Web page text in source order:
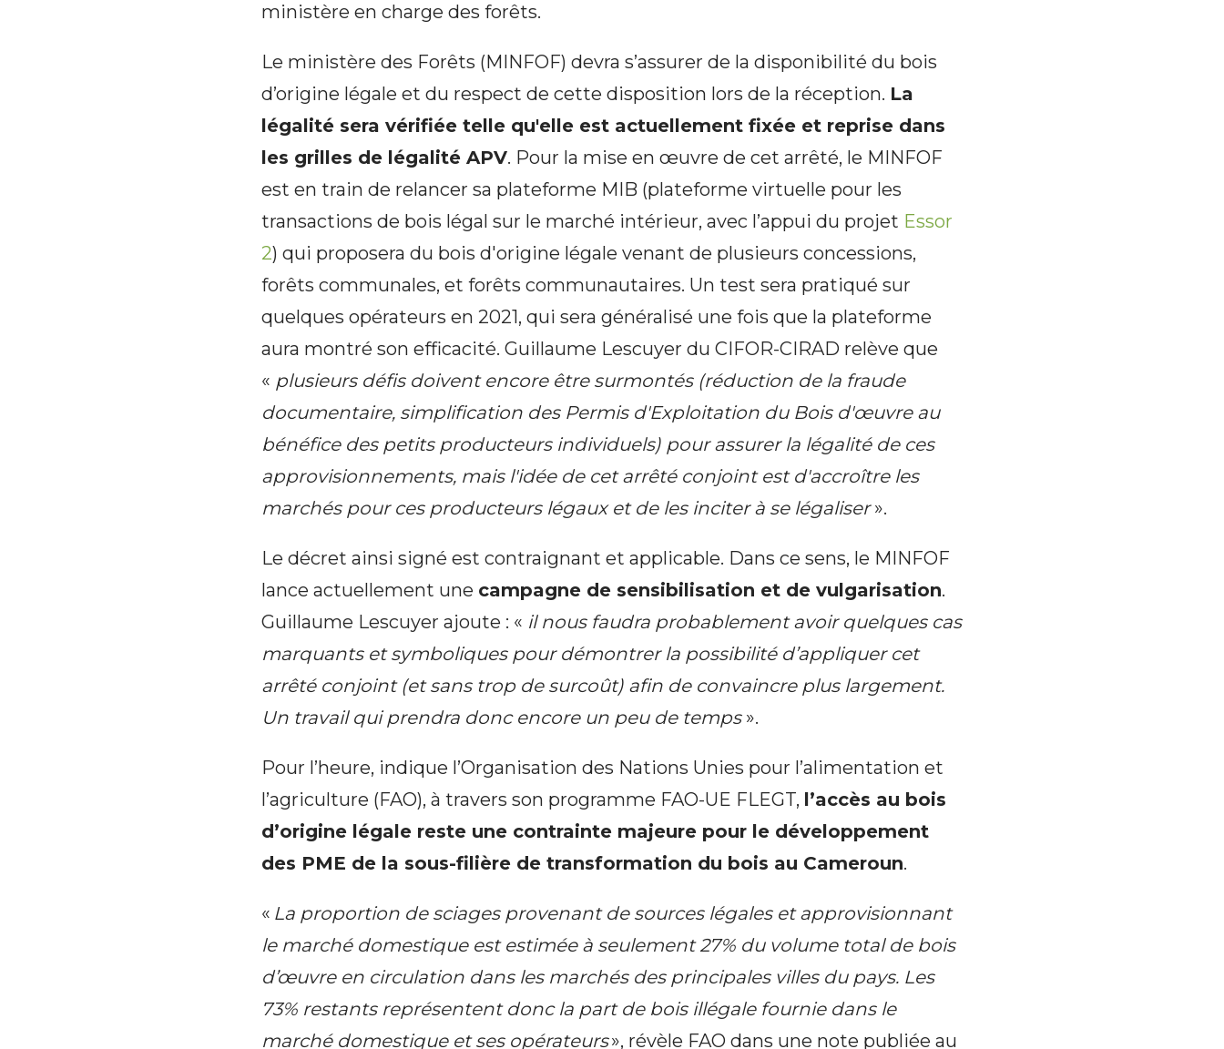
ministère en charge des forêts.
Le ministère des Forêts (MINFOF) devra s’assurer de la disponibilité du bois
d’origine légale et du respect de cette disposition lors de la réception. La
légalité sera vérifiée telle qu'elle est actuellement fixée et reprise dans
les grilles de légalité APV. Pour la mise en œuvre de cet arrêté, le MINFOF
est en train de relancer sa plateforme MIB (plateforme virtuelle pour les
transactions de bois légal sur le marché intérieur, avec l’appui du projet Essor
2) qui proposera du bois d'origine légale venant de plusieurs concessions,
forêts communales, et forêts communautaires. Un test sera pratiqué sur
quelques opérateurs en 2021, qui sera généralisé une fois que la plateforme
aura montré son efficacité. Guillaume Lescuyer du CIFOR-CIRAD relève que
« plusieurs défis doivent encore être surmontés (réduction de la fraude
documentaire, simplification des Permis d'Exploitation du Bois d'œuvre au
bénéfice des petits producteurs individuels) pour assurer la légalité de ces
approvisionnements, mais l'idée de cet arrêté conjoint est d'accroître les
marchés pour ces producteurs légaux et de les inciter à se légaliser».
Le décret ainsi signé est contraignant et applicable. Dans ce sens, le MINFOF
lance actuellement une campagne de sensibilisation et de vulgarisation.
Guillaume Lescuyer ajoute : « il nous faudra probablement avoir quelques cas
marquants et symboliques pour démontrer la possibilité d’appliquer cet
arrêté conjoint (et sans trop de surcoût) afin de convaincre plus largement.
Un travail qui prendra donc encore un peu de temps ».
Pour l’heure, indique l’Organisation des Nations Unies pour l’alimentation et
l’agriculture (FAO), à travers son programme FAO-UE FLEGT, l’accès au bois
d’origine légale reste une contrainte majeure pour le développement
des PME de la sous-filière de transformation du bois au Cameroun.
« La proportion de sciages provenant de sources légales et approvisionnant
le marché domestique est estimée à seulement 27% du volume total de bois
d’œuvre en circulation dans les marchés des principales villes du pays. Les
73% restants représentent donc la part de bois illégale fournie dans le
marché domestique et ses opérateurs», révèle FAO dans une note publiée au